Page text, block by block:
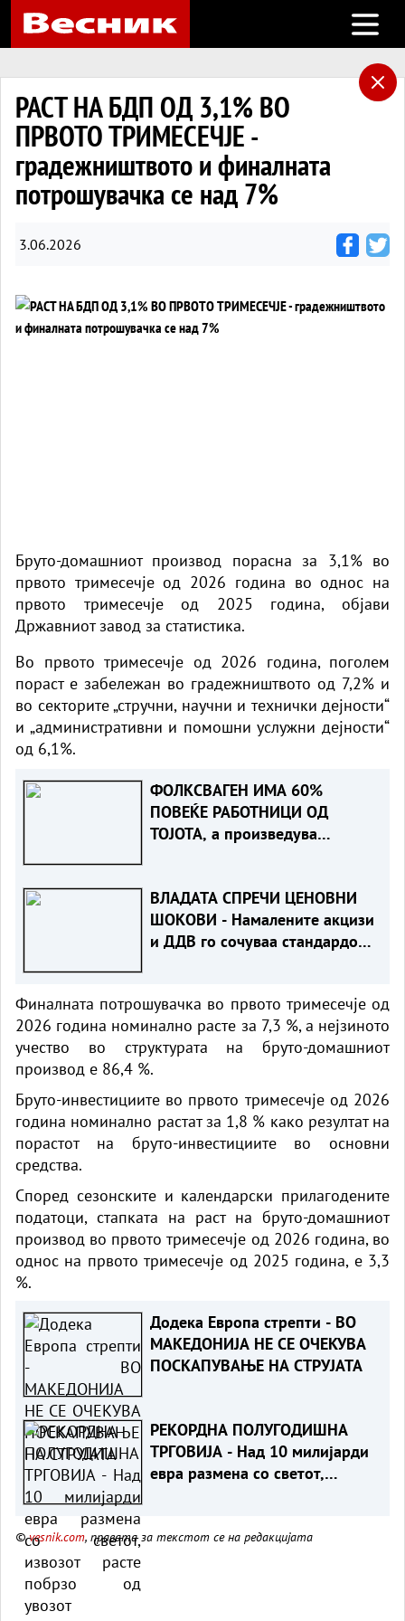
Open
РАСТ НА БДП ОД 3,1% ВО
ПРВОТО ТРИМЕСЕЧЈЕ -
градежништвото и финалната
потрошувачка се над 7%
3.06.2026
Бруто-домашниот производ порасна за 3,1% во
првото тримесечје од 2026 година во однос на
првото тримесечје од 2025 година, објави
Државниот завод за статистика.
Во првото тримесечје од 2026 година, поголем
пораст е забележан во градежништвото од 7,2% и
во секторите „стручни, научни и технички дејности“
и „административни и помошни услужни дејности“
од 6,1%.
ФОЛКСВАГЕН ИМА 60%
ПОВЕЌЕ РАБОТНИЦИ ОД
ТОЈОТА, а произведува
ВЛАДАТА СПРЕЧИ ЦЕНОВНИ
ШОКОВИ - Намалените акцизи
и ДДВ го сочуваа стандардот
Финалната потрошувачка во првото тримесечје од
2026 година номинално расте за 7,3 %, а нејзиното
учество во структурата на бруто-домашниот
производ е 86,4 %.
Бруто-инвестициите во првото тримесечје од 2026
година номинално растат за 1,8 % како резултат на
порастот на бруто-инвестициите во основни
средства.
Според сезонските и календарски прилагодените
податоци, стапката на раст на бруто-домашниот
производ во првото тримесечје од 2026 година, во
однос на првото тримесечје од 2025 година, е 3,3
%.
Додека Европа стрепти - ВО
МАКЕДОНИЈА НЕ СЕ ОЧЕКУВА
ПОСКАПУВАЊЕ НА СТРУЈАТА
РЕКОРДНА ПОЛУГОДИШНА
ТРГОВИЈА - Над 10 милијарди
евра размена со светот,
©vesnik.com, правата за текстот се на редакцијата